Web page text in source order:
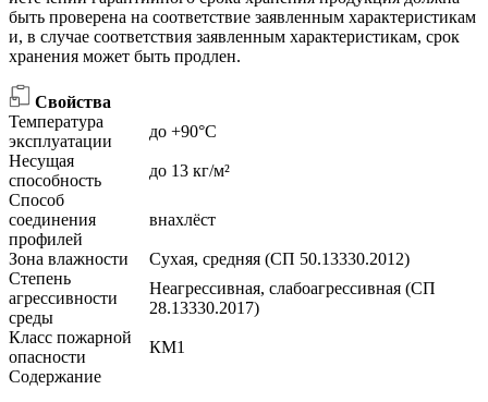
быть проверена на соответствие заявленным характеристикам
и, в случае соответствия заявленным характеристикам, срок
хранения может быть продлен.
Свойства
Температура
эксплуатации
до +90°C
Несущая
способность
до 13 кг/м²
Способ
соединения
профилей
внахлёст
Зона влажности
Сухая, средняя (СП 50.13330.2012)
Степень
агрессивности
среды
Неагрессивная, слабоагрессивная (СП
28.13330.2017)
Класс пожарной
опасности
КМ1
Содержание